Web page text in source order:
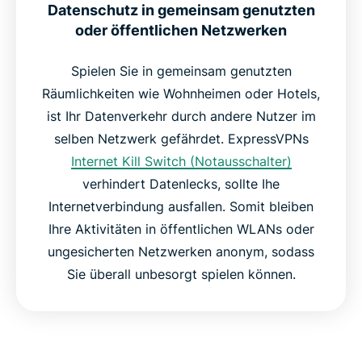
Datenschutz in gemeinsam genutzten
oder öffentlichen Netzwerken
Spielen Sie in gemeinsam genutzten
Räumlichkeiten wie Wohnheimen oder Hotels,
ist Ihr Datenverkehr durch andere Nutzer im
selben Netzwerk gefährdet. ExpressVPNs
Internet Kill Switch (Notausschalter)
verhindert Datenlecks, sollte Ihe
Internetverbindung ausfallen. Somit bleiben
Ihre Aktivitäten in öffentlichen WLANs oder
ungesicherten Netzwerken anonym, sodass
Sie überall unbesorgt spielen können.